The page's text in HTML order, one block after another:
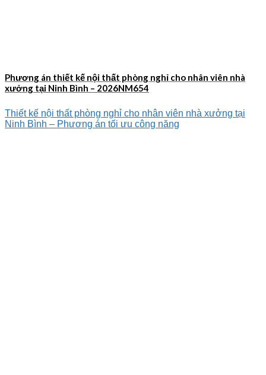
Phương án thiết kế nội thất phòng nghỉ cho nhân viên nhà
xưởng tại Ninh Bình – 2026NM654
Thiết kế nội thất phòng nghỉ cho nhân viên nhà xưởng tại
Ninh Bình – Phương án tối ưu công năng